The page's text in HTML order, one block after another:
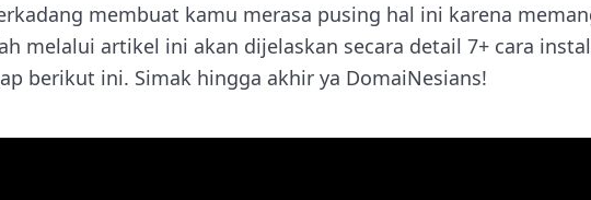
membuat kamu merasa pusing hal ini karena
melalui artikel ini akan dijelaskan secara detail 7+ cara
berikut ini. Simak hingga akhir ya DomaiNesians!